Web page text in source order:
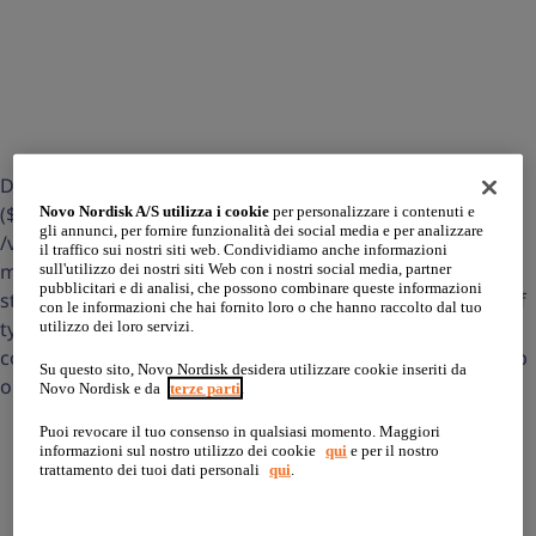
Deprecated: str_contains(): Passing null to parameter #1
($haystack) of type string is deprecated in
/var/www/html/wp-content/themes/lxl-novo-
mth/template-parts/content.php on line 36 Deprecated:
str_contains(): Passing null to parameter #1 ($haystack) of
type string is deprecated in /var/www/html/wp-
content/themes/lxl-novo-mth/template-parts/content.php
on line 36
Cos’è il GHD?
Novo Nordisk A/S utilizza i cookie per personalizzare i contenuti e
gli annunci, per fornire funzionalità dei social media e per analizzare
il traffico sui nostri siti web. Condividiamo anche informazioni
sull'utilizzo dei nostri siti Web con i nostri social media, partner
pubblicitari e di analisi, che possono combinare queste informazioni
con le informazioni che hai fornito loro o che hanno raccolto dal tuo
utilizzo dei loro servizi.
Su questo sito, Novo Nordisk desidera utilizzare cookie inseriti da
Novo Nordisk e da
terze parti
Puoi revocare il tuo consenso in qualsiasi momento. Maggiori
informazioni sul nostro utilizzo dei cookie qui e per il nostro
trattamento dei tuoi dati personali
qui